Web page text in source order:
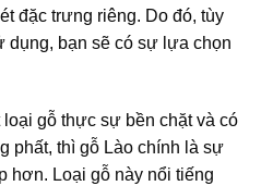
đặc trưng riêng. Do đó, tùy
dụng, bạn sẽ có sự lựa chọn
gỗ thực sự bền chặt và có
phất, thì gỗ Lào chính là sự
hơn. Loại gỗ này nổi tiếng